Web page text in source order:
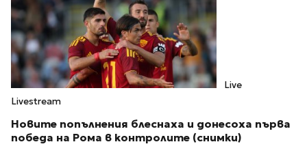
Live
Livestream
Новите попълнения блеснаха и донесоха първа
победа на Рома в контролите (снимки)